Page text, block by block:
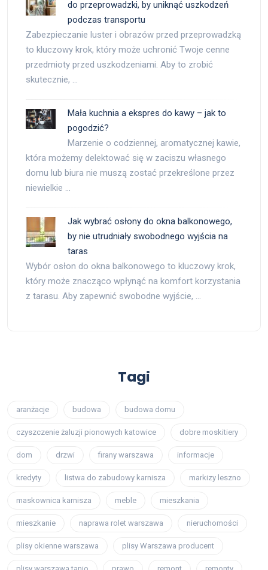
do przeprowadzki, by uniknąć uszkodzeń
podczas transportu
Zabezpieczanie luster i obrazów przed przeprowadzką
to kluczowy krok, który może uchronić Twoje cenne
przedmioty przed uszkodzeniami. Aby to zrobić
skutecznie, …
Mała kuchnia a ekspres do kawy – jak to
pogodzić?
Marzenie o codziennej, aromatycznej kawie,
która możemy delektować się w zaciszu własnego
domu lub biura nie muszą zostać przekreślone przez
niewielkie …
Jak wybrać osłony do okna balkonowego,
by nie utrudniały swobodnego wyjścia na
taras
Wybór osłon do okna balkonowego to kluczowy krok,
który może znacząco wpłynąć na komfort korzystania
z tarasu. Aby zapewnić swobodne wyjście, …
Tagi
aranżacje budowa budowa domu
czyszczenie żaluzji pionowych katowice dobre moskitiery
dom drzwi firany warszawa informacje
kredyty listwa do zabudowy karnisza markizy leszno
maskownica karnisza meble mieszkania
mieszkanie naprawa rolet warszawa nieruchomości
plisy okienne warszawa plisy Warszawa producent